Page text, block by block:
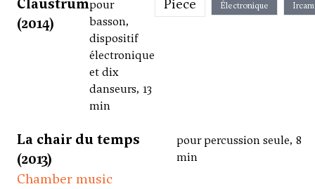
(2014)
pour
basson,
dispositif
électronique
et dix
danseurs, 13
min
Électronique Ircam
La chair du temps
(2013)
pour percussion seule, 8
min
Chamber music